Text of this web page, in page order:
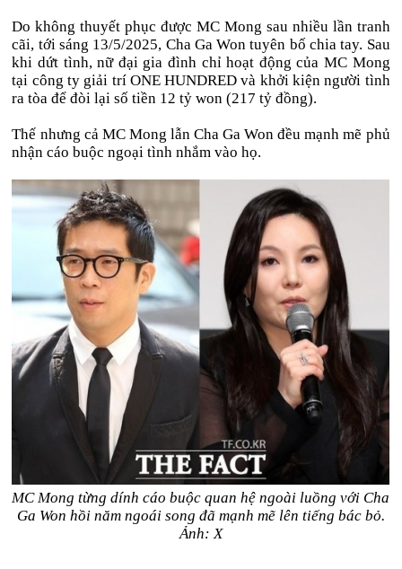
Do không thuyết phục được MC Mong sau nhiều lần tranh
cãi, tới sáng 13/5/2025, Cha Ga Won tuyên bố chia tay. Sau
khi dứt tình, nữ đại gia đình chỉ hoạt động của MC Mong
tại công ty giải trí ONE HUNDRED và khởi kiện người tình
ra tòa để đòi lại số tiền 12 tỷ won (217 tỷ đồng).
Thế nhưng cả MC Mong lẫn Cha Ga Won đều mạnh mẽ phủ
nhận cáo buộc ngoại tình nhắm vào họ.
MC Mong từng dính cáo buộc quan hệ ngoài luồng với Cha
Ga Won hồi năm ngoái song đã mạnh mẽ lên tiếng bác bỏ.
Ảnh: X